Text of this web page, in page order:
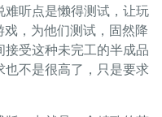
听点是懒得测试，让玩
，为他们测试，固然降
受这种未完工的半成品
不是很高了，只是要求